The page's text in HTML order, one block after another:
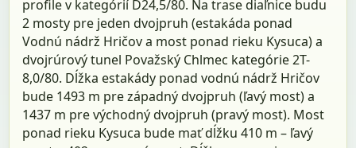
profile v kategórií D24,5/80. Na trase diaľnice budu
2 mosty pre jeden dvojpruh (estakáda ponad
Vodnú nádrž Hričov a most ponad rieku Kysuca) a
dvojrúrový tunel Považský Chlmec kategórie 2T-
8,0/80. Dĺžka estakády ponad vodnú nádrž Hričov
bude 1493 m pre západný dvojpruh (ľavý most) a
1437 m pre východný dvojpruh (pravý most). Most
ponad rieku Kysuca bude mať dĺžku 410 m – ľavý